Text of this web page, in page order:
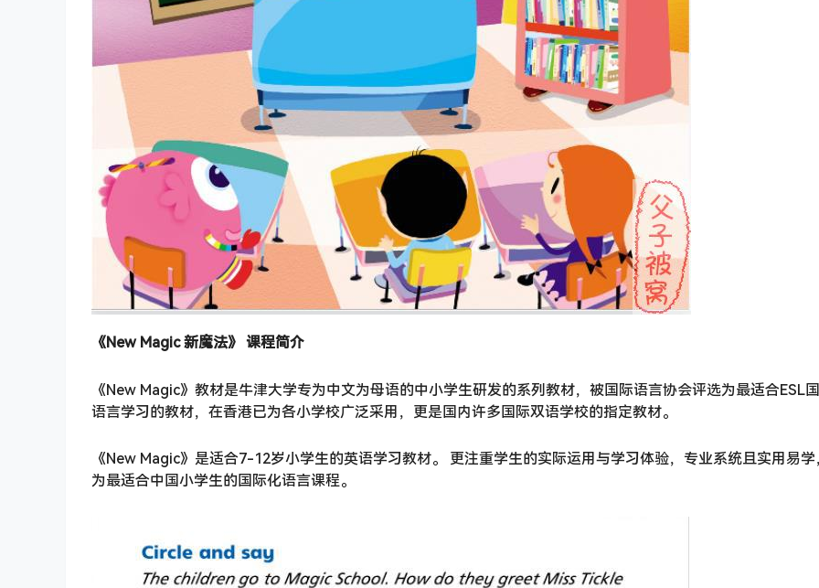
《New Magic 新魔法》 课程简介
《New Magic》教材是牛津大学专为中文为母语的中小学生研发的系列教材，被国际语言协会评选为最适合ESL
语言学习的教材，在香港已为各小学校广泛采用，更是国内许多国际双语学校的指定教材。
《New Magic》是适合7-12岁小学生的英语学习教材。 更注重学生的实际运用与学习体验，专业系统且实用易学
为最适合中国小学生的国际化语言课程。